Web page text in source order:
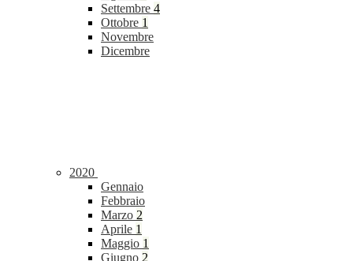
Settembre 4
Ottobre 1
Novembre
Dicembre
2020
Gennaio
Febbraio
Marzo 2
Aprile 1
Maggio 1
Giugno 2